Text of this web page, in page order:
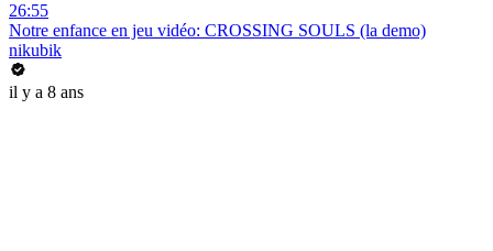
26:55
Notre enfance en jeu vidéo: CROSSING SOULS (la demo)
nikubik
il y a 8 ans